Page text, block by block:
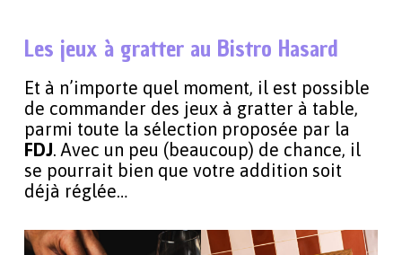
Les jeux à gratter au Bistro Hasard
Et à n’importe quel moment, il est possible
de commander des jeux à gratter à table,
parmi toute la sélection proposée par la
FDJ. Avec un peu (beaucoup) de chance, il
se pourrait bien que votre addition soit
déjà réglée…